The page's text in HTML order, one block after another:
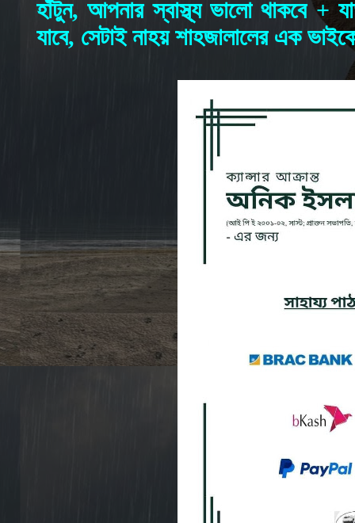
হাঁটুন, আপনার স্বাস্থ্য ভালো থাকবে +
যাবে, সেটাই নাহয় শাহজালালের এক